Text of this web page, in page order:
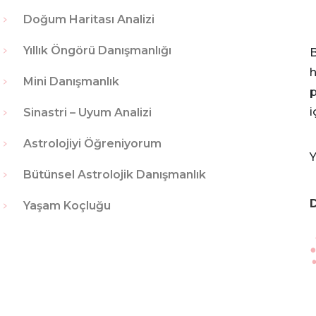
Doğum Haritası Analizi
Yıllık Öngörü Danışmanlığı
Mini Danışmanlık
Sinastri – Uyum Analizi
Astrolojiyi Öğreniyorum
Bütünsel Astrolojik Danışmanlık
Yaşam Koçluğu